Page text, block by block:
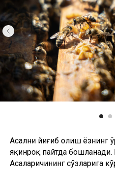
Асални йиғиб олиш ёзнинг
яқинроқ пайтда бошланади.
Асаларичининг сўзларига
сувга чуқур тўйинган
май ва июнь ойларига
намлаши мумкин. Шунинг
кейин ўсимликларнинг
унчалик самарали эмас ва